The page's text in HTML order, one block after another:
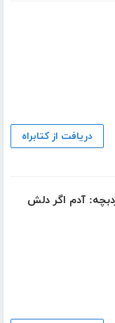
دریافت از کتابراه
آدم اگر دلش